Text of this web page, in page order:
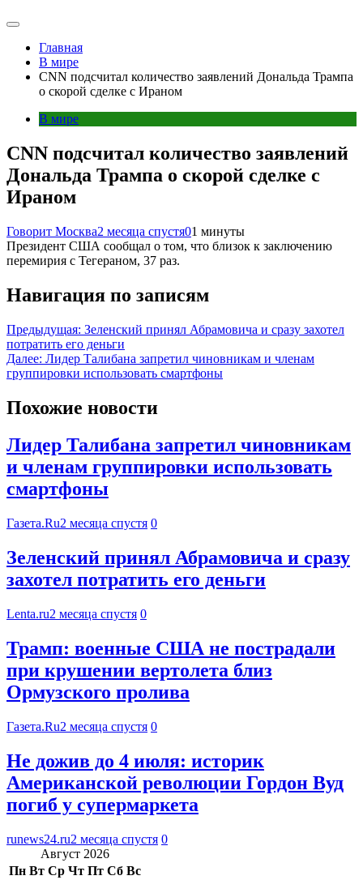
Главная
В мире
CNN подсчитал количество заявлений Дональда Трампа
о скорой сделке с Ираном
В мире
CNN подсчитал количество заявлений
Дональда Трампа о скорой сделке с
Ираном
Говорит Москва2 месяца спустя01 минуты
Президент США сообщал о том, что близок к заключению
перемирия с Тегераном, 37 раз.
Навигация по записям
Предыдущая: Зеленский принял Абрамовича и сразу захотел
потратить его деньги
Далее: Лидер Талибана запретил чиновникам и членам
группировки использовать смартфоны
Похожие новости
Лидер Талибана запретил чиновникам
и членам группировки использовать
смартфоны
Газета.Ru2 месяца спустя 0
Зеленский принял Абрамовича и сразу
захотел потратить его деньги
Lenta.ru2 месяца спустя 0
Трамп: военные США не пострадали
при крушении вертолета близ
Ормузского пролива
Газета.Ru2 месяца спустя 0
Не дожив до 4 июля: историк
Американской революции Гордон Вуд
погиб у супермаркета
runews24.ru2 месяца спустя 0
Август 2026
Пн Вт Ср Чт Пт Сб Вс